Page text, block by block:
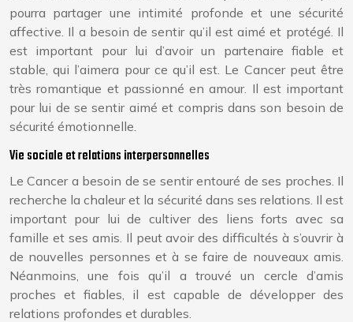
pourra partager une intimité profonde et une sécurité
affective. Il a besoin de sentir qu’il est aimé et protégé. Il
est important pour lui d’avoir un partenaire fiable et
stable, qui l’aimera pour ce qu’il est. Le Cancer peut être
très romantique et passionné en amour. Il est important
pour lui de se sentir aimé et compris dans son besoin de
sécurité émotionnelle.
Vie sociale et relations interpersonnelles
Le Cancer a besoin de se sentir entouré de ses proches. Il
recherche la chaleur et la sécurité dans ses relations. Il est
important pour lui de cultiver des liens forts avec sa
famille et ses amis. Il peut avoir des difficultés à s’ouvrir à
de nouvelles personnes et à se faire de nouveaux amis.
Néanmoins, une fois qu’il a trouvé un cercle d’amis
proches et fiables, il est capable de développer des
relations profondes et durables.